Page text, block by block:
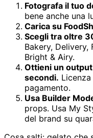
Fotografa il tuo
bene anche una
Carica su
Scegli tra oltre
Bakery, Delivery,
Bright & Airy.
Ottieni un
secondi.
pagamento.
Usa Builder
props. Usa My
del brand su